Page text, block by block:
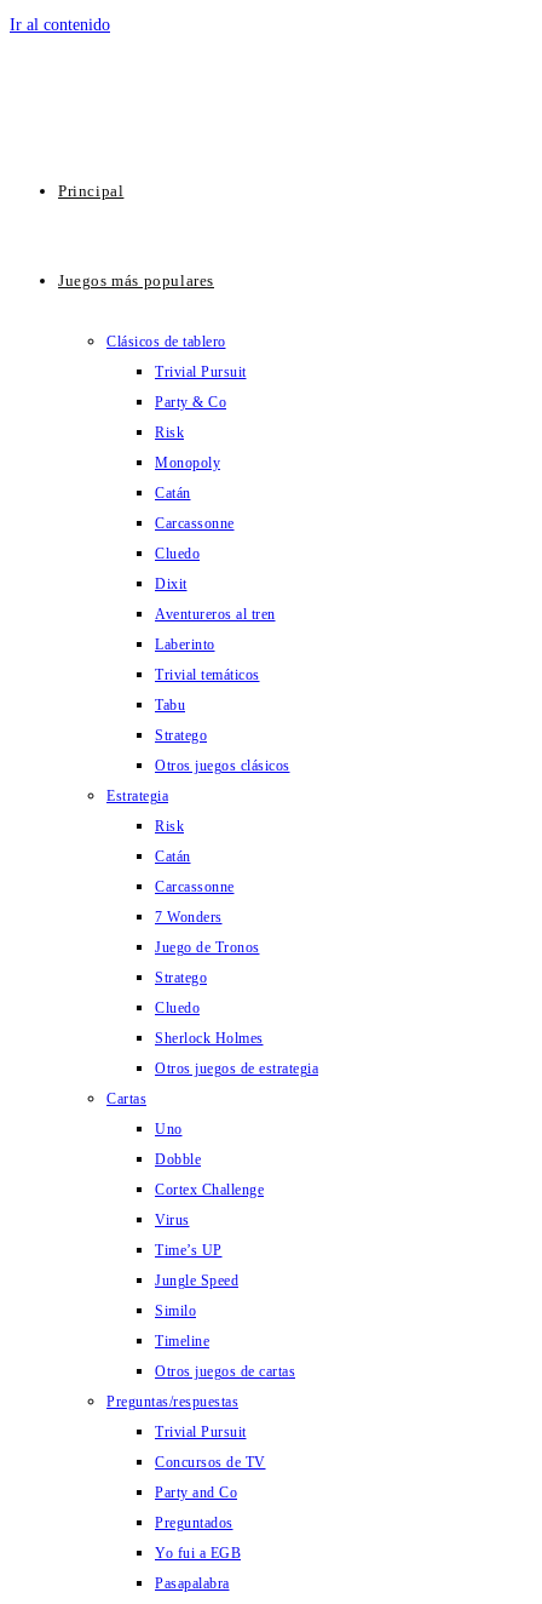
Ir al contenido
Principal
Juegos más populares
Clásicos de tablero
Trivial Pursuit
Party & Co
Risk
Monopoly
Catán
Carcassonne
Cluedo
Dixit
Aventureros al tren
Laberinto
Trivial temáticos
Tabu
Stratego
Otros juegos clásicos
Estrategia
Risk
Catán
Carcassonne
7 Wonders
Juego de Tronos
Stratego
Cluedo
Sherlock Holmes
Otros juegos de estrategia
Cartas
Uno
Dobble
Cortex Challenge
Virus
Time’s UP
Jungle Speed
Similo
Timeline
Otros juegos de cartas
Preguntas/respuestas
Trivial Pursuit
Concursos de TV
Party and Co
Preguntados
Yo fui a EGB
Pasapalabra